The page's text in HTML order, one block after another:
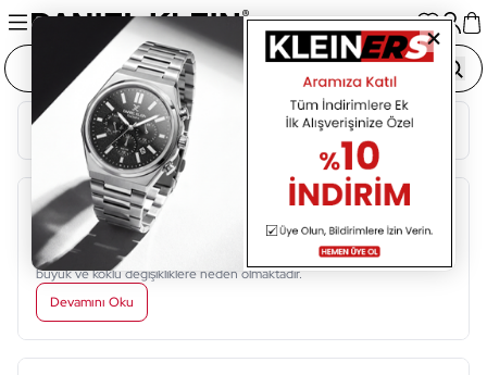
Blog Kategorileri
Güncel
Yeni Başlangıçlar İçin Yeni Saatler
Hayatta pek çok yeni an ve başlangıç bulunmaktadır. Bu başlangıçlar yeni
umutları yeni mutluluk ve heyecanları getirmekte ve kişilerin hayatında
büyük ve köklü değişikliklere neden olmaktadır.
Devamını Oku